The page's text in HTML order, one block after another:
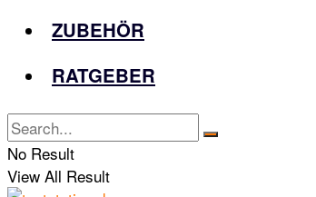
ZUBEHÖR
RATGEBER
No Result
View All Result